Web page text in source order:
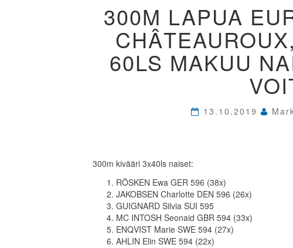
300M LAPUA
60LS MAKUU
13.10.2019
300m kivääri 3x40ls naiset:
RÖSKEN Ewa GER 596 (38x)
JAKOBSEN Charlotte DEN 596 (26x)
GUIGNARD Silvia SUI 595
MC INTOSH Seonaid GBR 594 (33x)
ENQVIST Marie SWE 594 (27x)
AHLIN Elin SWE 594 (22x)